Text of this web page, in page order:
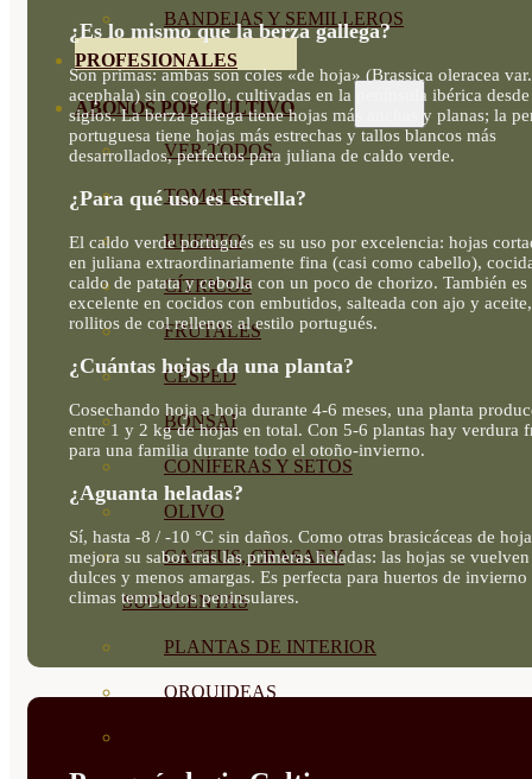
BANDEJAS Y SEMILLEROS
PROFESIONALES
ABONOS POR CULTIVO
VER TODOS
TOMATES
HUERTO
CÍTRICOS
FRUTALES
CÉSPED
BONSAI
CONÍFERAS Y SETOS
OLIVO
CACTUS, CRASAS Y
SUCULENTAS
PLANTAS DE INTERIOR
ORQUIDEAS
¿Es lo mismo que la berza gallega?
Son primas: ambas son coles «de hoja» (Brassica oleracea var.
acephala) sin cogollo, cultivadas en la península ibérica desde
siglos. La berza gallega tiene hojas más anchas y planas; la
portuguesa tiene hojas más estrechas y tallos blancos más
desarrollados, perfectos para juliana de caldo verde.
¿Para qué uso es estrella?
El caldo verde portugués es su uso por excelencia: hojas
en juliana extraordinariamente fina (casi como cabello),
caldo de patata y cebolla con un poco de chorizo. También es
excelente en cocidos con embutidos, salteada con ajo y
rollitos de col rellenos al estilo portugués.
¿Cuántas hojas da una planta?
Cosechando hoja a hoja durante 4-6 meses, una planta
entre 1 y 2 kg de hojas en total. Con 5-6 plantas hay verdura
para una familia durante todo el otoño-invierno.
¿Aguanta heladas?
Sí, hasta -8 / -10 °C sin daños. Como otras brasicáceas de
mejora su sabor tras las primeras heladas: las hojas se
dulces y menos amargas. Es perfecta para huertos de invierno
climas templados peninsulares.